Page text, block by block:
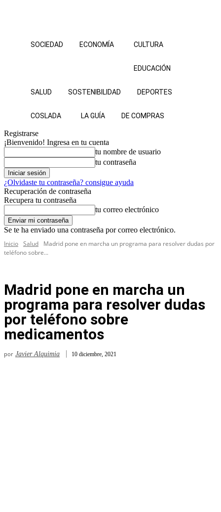
SOCIEDAD ECONOMÍA CULTURA
EDUCACIÓN
SALUD SOSTENIBILIDAD DEPORTES
COSLADA LA GUÍA DE COMPRAS
Registrarse
¡Bienvenido! Ingresa en tu cuenta
tu nombre de usuario
tu contraseña
¿Olvidaste tu contraseña? consigue ayuda
Recuperación de contraseña
Recupera tu contraseña
tu correo electrónico
Se te ha enviado una contraseña por correo electrónico.
Inicio Salud
Madrid pone en marcha un programa para resolver dudas por
teléfono sobre...
Madrid pone en marcha un
programa para resolver dudas
por teléfono sobre
medicamentos
por Javier Alquimia 10 diciembre, 2021